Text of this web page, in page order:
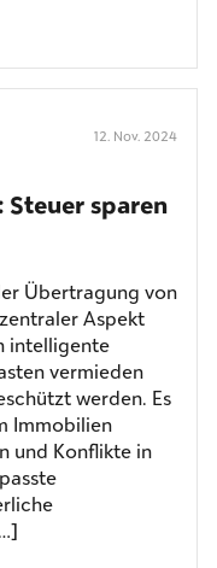
12. Nov. 2024
sparen
Übertragung von
Aspekt
intelligente
vermieden
werden. Es
Immobilien
und Konflikte in